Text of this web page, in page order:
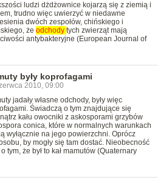
ludzi dżdżownice kojarzą się z ziemią i
trudno więc uwierzyć w niedawne
dwóch zespołów, chińskiego i
że odchody tych zwierząt mają
antybakteryjne (European Journal of
były koprofagami
2010, 09:00
jadały własne odchody, były więc
Świadczą o tym znajdujące się
kału owocniki z askosporami grzybów
conica, które w normalnych warunkach
wyłącznie na jego powierzchni. Oprócz
by mogły się tam dostać. Nieobecność
tym, że był to kał mamutów (Quaternary